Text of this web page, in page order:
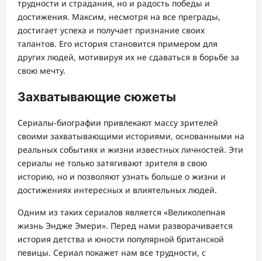
трудности и страдания, но и радость победы и
достижения. Максим, несмотря на все преграды,
достигает успеха и получает признание своих
талантов. Его история становится примером для
других людей, мотивируя их не сдаваться в борьбе за
свою мечту.
Захватывающие сюжеты
Сериалы-биографии привлекают массу зрителей
своими захватывающими историями, основанными на
реальных событиях и жизни известных личностей. Эти
сериалы не только затягивают зрителя в свою
историю, но и позволяют узнать больше о жизни и
достижениях интересных и влиятельных людей.
Одним из таких сериалов является «Великолепная
жизнь Эндже Эмери». Перед нами разворачивается
история детства и юности популярной британской
певицы. Сериал покажет нам все трудности, с